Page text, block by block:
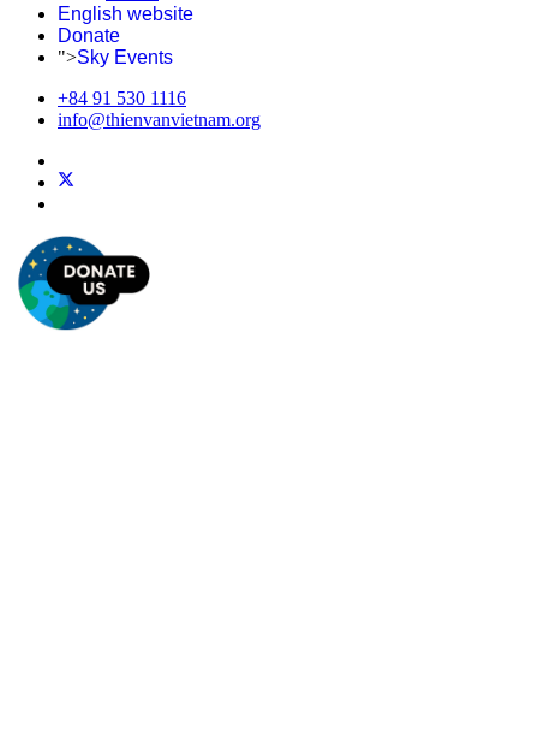
English website
Donate
">Sky Events
+84 91 530 1116
info@thienvanvietnam.org